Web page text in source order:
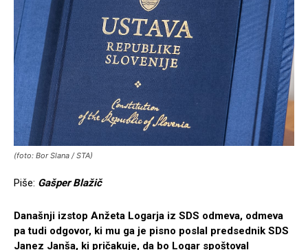
(foto: Bor Slana / STA)
Piše: Gašper Blažič
Današnji izstop Anžeta Logarja iz SDS odmeva, odmeva
pa tudi odgovor, ki mu ga je pisno poslal predsednik SDS
Janez Janša, ki pričakuje, da bo Logar spoštoval